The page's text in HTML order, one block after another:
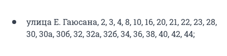
улица Е. Гаюсана, 2, 3, 4, 8, 10, 16, 20, 21, 22, 23, 28,
30, 30а, 30б, 32, 32а, 32б, 34, 36, 38, 40, 42, 44;